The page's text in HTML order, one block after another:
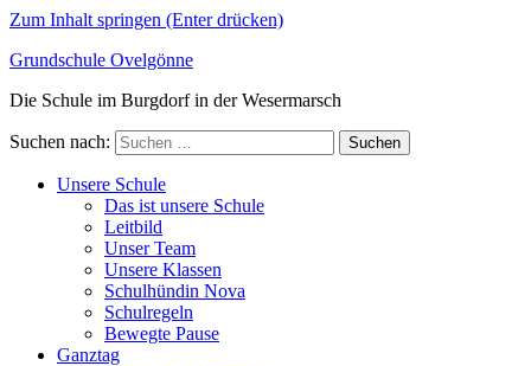
Zum Inhalt springen (Enter drücken)
Grundschule Ovelgönne
Die Schule im Burgdorf in der Wesermarsch
Suchen nach:
Unsere Schule
Das ist unsere Schule
Leitbild
Unser Team
Unsere Klassen
Schulhündin Nova
Schulregeln
Bewegte Pause
Ganztag